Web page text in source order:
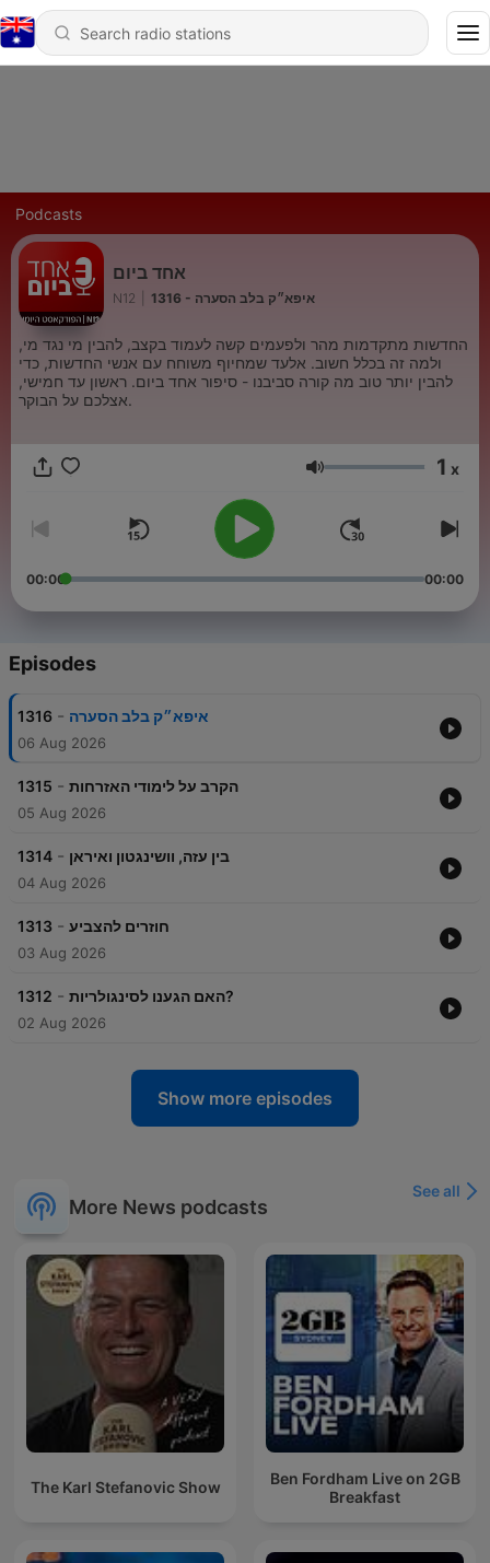
Podcasts
אחד ביום
N12 1316 - איפא״ק בלב הסערה
החדשות מתקדמות מהר ולפעמים קשה לעמוד בקצב, להבין מי נגד מי,
ולמה זה בכלל חשוב. אלעד שמחיוף משוחח עם אנשי החדשות, כדי
להבין יותר טוב מה קורה סביבנו - סיפור אחד ביום. ראשון עד חמישי,
אצלכם על הבוקר.
Volume 1 x
00:00 00:00
Episodes
1316 - איפא״ק בלב הסערה
06 Aug 2026
1315 - הקרב על לימודי האזרחות
05 Aug 2026
1314 - בין עזה, וושינגטון ואיראן
04 Aug 2026
1313 - חוזרים להצביע
03 Aug 2026
1312 - האם הגענו לסינגולריות?
02 Aug 2026
Show more episodes
More News podcasts
See all
The Karl Stefanovic Show
Ben Fordham Live on 2GB
Breakfast